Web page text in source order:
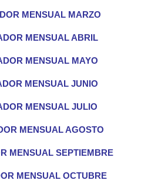
MENSUAL MARZO
MENSUAL ABRIL
MENSUAL MAYO
MENSUAL JUNIO
MENSUAL JULIO
MENSUAL AGOSTO
MENSUAL SEPTIEMBRE
MENSUAL OCTUBRE